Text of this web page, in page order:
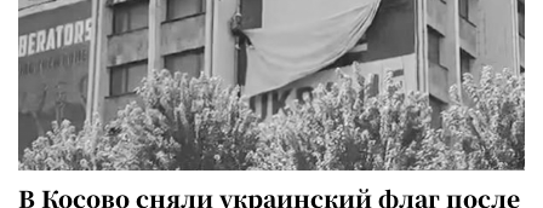
В Косово сняли украинский флаг после